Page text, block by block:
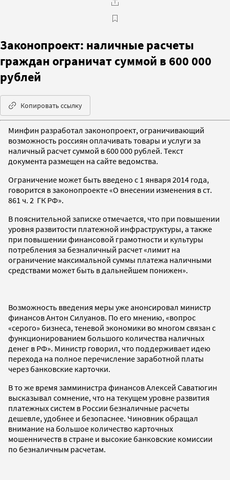
Законопроект: наличные расчеты
граждан ограничат суммой в 600 000
рублей
Копировать ссылку
Минфин разработал законопроект, ограничивающий
возможность россиян оплачивать товары и услуги за
наличный расчет суммой в 600 000 рублей. Текст
документа размещен на сайте ведомства.
Ограничение может быть введено с 1 января 2014 года,
говорится в законопроекте «О внесении изменения в ст.
861 ч. 2 ГК РФ».
В пояснительной записке отмечается, что при повышении
уровня развитости платежной инфраструктуры, а также
при повышении финансовой грамотности и культуры
потребления за безналичный расчет «лимит на
ограничение максимальной суммы платежа наличными
средствами может быть в дальнейшем понижен».
Возможность введения меры уже анонсировал министр
финансов Антон Силуанов. По его мнению, «вопрос
«серого» бизнеса, теневой экономики во многом связан с
функционированием большого количества наличных
денег в РФ». Министр говорил, что поддерживает идею
перехода на полное перечисление заработной платы
через банковские карточки.
В то же время замминистра финансов Алексей Саватюгин
высказывал сомнение, что на текущем уровне развития
платежных систем в России безналичные расчеты
дешевле, удобнее и безопаснее. Чиновник обращал
внимание на большое количество карточных
мошенничеств в стране и высокие банковские комиссии
по безналичным расчетам.